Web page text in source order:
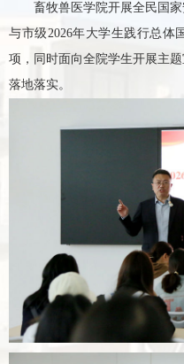
畜牧兽医学院开展全民国
与市级2026年大学生践行总体
项，同时面向全院学生开展主
落地落实。